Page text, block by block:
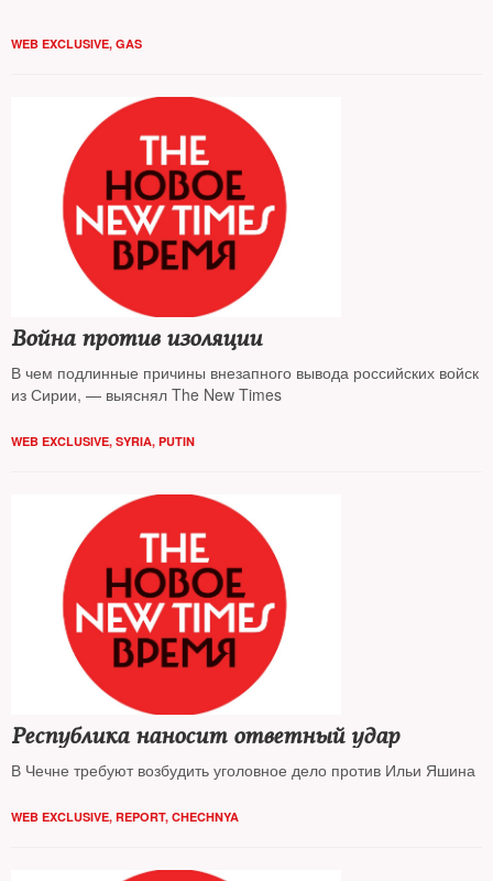
WEB EXCLUSIVE, GAS
Война против изоляции
В чем подлинные причины внезапного вывода российских войск
из Сирии, — выяснял The New Times
WEB EXCLUSIVE, SYRIA, PUTIN
Республика наносит ответный удар
В Чечне требуют возбудить уголовное дело против Ильи Яшина
WEB EXCLUSIVE, REPORT, CHECHNYA